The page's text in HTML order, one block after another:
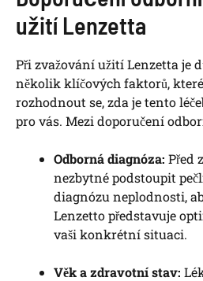
užití Lenzetta
Při zvažování užití Lenzetta je
několik klíčových faktorů,
rozhodnout se, zda je tento
pro vás. Mezi doporučení
Odborná diagnóza: Před
nezbytné podstoupit
diagnózu neplodnosti,
Lenzetto představuje
vaši konkrétní situaci.
Věk a zdravotní stav: